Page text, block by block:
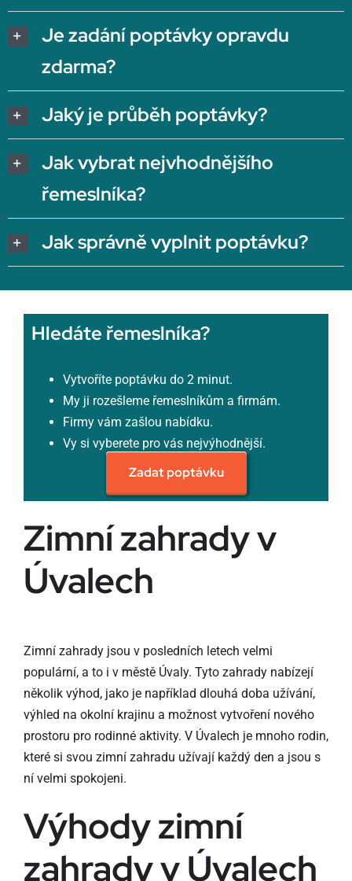
Je zadání poptávky opravdu
zdarma?
Jaký je průběh poptávky?
Jak vybrat nejvhodnějšího
řemeslníka?
Jak správně vyplnit poptávku?
Hledáte řemeslníka?
Vytvoříte poptávku do 2 minut.
My ji rozešleme řemeslníkům a firmám.
Firmy vám zašlou nabídku.
Vy si vyberete pro vás nejvýhodnější.
Zadat poptávku
Zimní zahrady v
Úvalech
Zimní zahrady jsou v posledních letech velmi
populární, a to i v městě Úvaly. Tyto zahrady nabízejí
několik výhod, jako je například dlouhá doba užívání,
výhled na okolní krajinu a možnost vytvoření nového
prostoru pro rodinné aktivity. V Úvalech je mnoho rodin,
které si svou zimní zahradu užívají každý den a jsou s
ní velmi spokojeni.
Výhody zimní
zahrady v Úvalech